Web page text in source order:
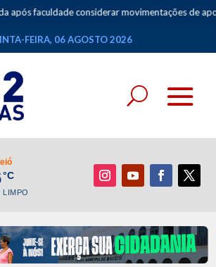
considerar movimentações de apostas
FEIRA, 06 AGOSTO 2026
°C
LIMPO